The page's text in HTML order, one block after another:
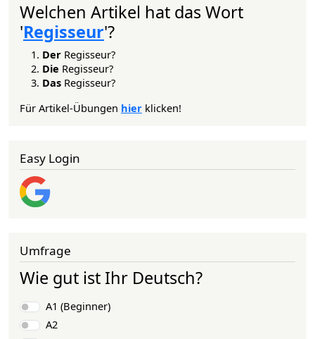
Welchen Artikel hat das Wort
'Regisseur'?
Der Regisseur?
Die Regisseur?
Das Regisseur?
Für Artikel-Übungen hier klicken!
Easy Login
Umfrage
Wie gut ist Ihr Deutsch?
Auswahlmöglichkeiten
A1 (Beginner)
A2